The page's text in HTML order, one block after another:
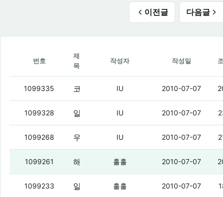
이전글 다음글
번호
제
목
작성자 작성일
1099335 (3)
IU 2010-07-07
1099328 IU 2010-07-07
1099268 IU 2010-07-07
1099261 (3)홀홀 2010-07-07
1099233 (4)
홀홀 2010-07-07